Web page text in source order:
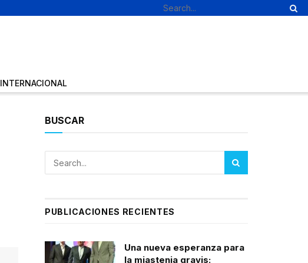
INTERNACIONAL
BUSCAR
PUBLICACIONES RECIENTES
Una nueva esperanza para
la miastenia gravis: